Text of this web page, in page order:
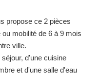
propose ce 2 pièces
mobilité de 6 à 9 mois
ville.
d'une cuisine
et d'une salle d'eau